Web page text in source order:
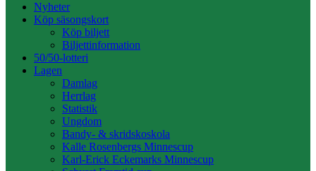
Nyheter
Köp säsongskort
Köp biljett
Biljettinformation
50/50-lotteri
Lagen
Damlag
Herrlag
Statistik
Ungdom
Bandy- & skridskoskola
Kalle Rosenbergs Minnescup
Karl-Erick Eckemarks Minnescup